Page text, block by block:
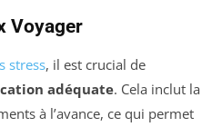
Voyager
stress, il est crucial de
adéquate. Cela inclut la
à l’avance, ce qui permet